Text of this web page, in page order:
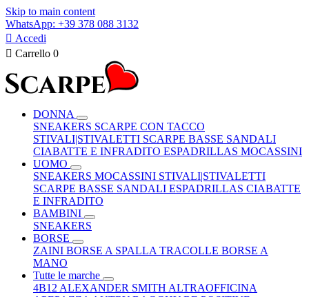
Skip to main content
WhatsApp: +39 378 088 3132
 Accedi
 Carrello 0
DONNA
SNEAKERS SCARPE CON TACCO
STIVALI|STIVALETTI SCARPE BASSE SANDALI
CIABATTE E INFRADITO ESPADRILLAS MOCASSINI
UOMO
SNEAKERS MOCASSINI STIVALI|STIVALETTI
SCARPE BASSE SANDALI ESPADRILLAS CIABATTE
E INFRADITO
BAMBINI
SNEAKERS
BORSE
ZAINI BORSE A SPALLA TRACOLLE BORSE A
MANO
Tutte le marche
4B12 ALEXANDER SMITH ALTRAOFFICINA